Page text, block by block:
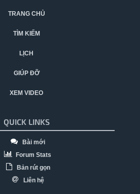
TRANG CHỦ
TÌM KIẾM
LỊCH
GIÚP ĐỠ
XEM VIDEO
QUICK LINKS
Bài mới
Forum Stats
Bản rút gọn
Liên hệ